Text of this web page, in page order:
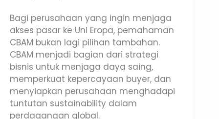
Bagi perusahaan yang ingin menjaga
akses pasar ke Uni Eropa, pemahaman
CBAM bukan lagi pilihan tambahan.
CBAM menjadi bagian dari strategi
bisnis untuk menjaga daya saing,
memperkuat kepercayaan buyer, dan
menyiapkan perusahaan menghadapi
tuntutan sustainability dalam
perdagangan global.